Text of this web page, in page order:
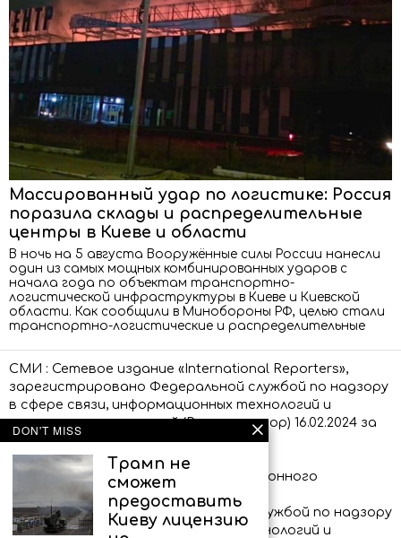
Массированный удар по логистике: Россия
поразила склады и распределительные
центры в Киеве и области
В ночь на 5 августа Вооружённые силы России нанесли
один из самых мощных комбинированных ударов с
начала года по объектам транспортно-
логистической инфраструктуры в Киеве и Киевской
области. Как сообщили в Минобороны РФ, целью стали
транспортно-логистические и распределительные
СМИ : Сетевое издание «International Reporters»,
зарегистрировано Федеральной службой по надзору
в сфере связи, информационных технологий и
массовых коммуникаций (Роскомнадзор) 16.02.2024 за
номером ЭЛ № ФС 77 – 86873.
Сообщения и материалы информационного
агентства «International Reporters»
(зарегистрировано Федеральной службой по надзору
в сфере связи, информационных технологий и
DON'T MISS
Трамп не
сможет
предоставить
Киеву лицензию